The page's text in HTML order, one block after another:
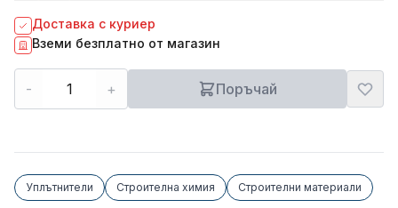
Доставка с куриер
Вземи безплатно от магазин
- + Поръчай
Уплътнители Строителна химия Строителни материали